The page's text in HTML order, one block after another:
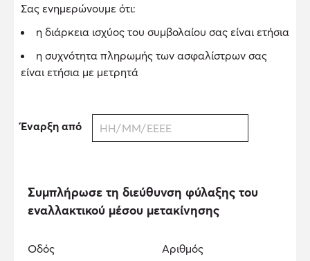
Σας ενημερώνουμε ότι:
η διάρκεια ισχύος του συμβολαίου σας είναι ετήσια
η συχνότητα πληρωμής των ασφαλίστρων σας
είναι ετήσια με μετρητά
Έναρξη από
Συμπλήρωσε τη διεύθυνση φύλαξης του
εναλλακτικού μέσου μετακίνησης
Οδός Αριθμός